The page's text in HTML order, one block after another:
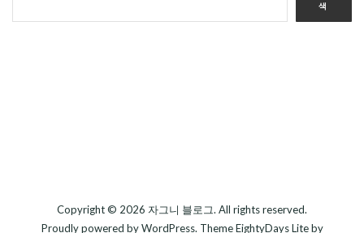
색
Copyright © 2026 자그니 블로그. All rights reserved.
Proudly powered byWordPress. ThemeEightyDays Liteby